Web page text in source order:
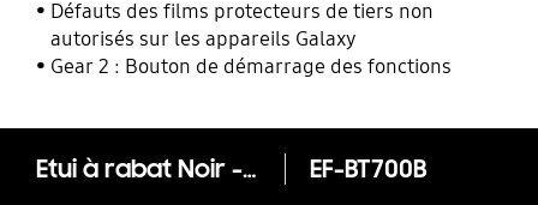
Défauts des films protecteurs de tiers non
autorisés sur les appareils Galaxy
Gear 2 : Bouton de démarrage des fonctions
Etui à rabat Noir - Galaxy Tab 8.4'' EF-BT700B